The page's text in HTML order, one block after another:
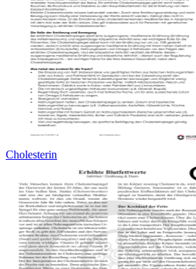
Cholesterin